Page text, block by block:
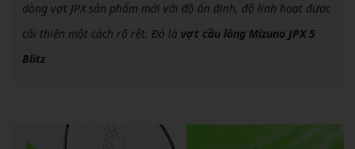
dòng vợt JPX sản phẩm mới với độ ổn định, độ linh hoạt được
cải thiện một cách rõ rệt. Đó là vợt cầu lông Mizuno JPX 5
Blitz